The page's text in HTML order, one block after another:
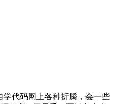
代码网上各种折腾，会一些